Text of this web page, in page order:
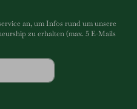
an, um Infos rund um unsere
zu erhalten (max. 5 E-Mails